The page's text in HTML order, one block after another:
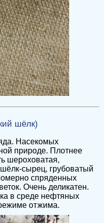
шёлк)
Насекомых
природе. Плотнее
шероховатая,
сырец, грубоватый
спряденных
Очень деликатен.
в среде нефтяных
отжима.